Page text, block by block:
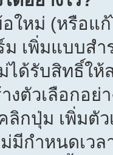
ใหม่ (หรือแ
เพิ่มแบบส
ด้รับสิทธิ์ให้
งตัวเลือกอย่
กปุ่ม เพิ่มตั
มีกำหนดเว